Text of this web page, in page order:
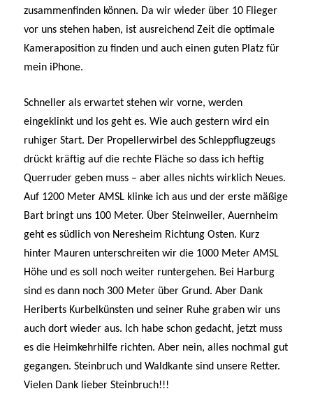
zusammenfinden können. Da wir wieder über 10 Flieger
vor uns stehen haben, ist ausreichend Zeit die optimale
Kameraposition zu finden und auch einen guten Platz für
mein iPhone.
Schneller als erwartet stehen wir vorne, werden
eingeklinkt und los geht es. Wie auch gestern wird ein
ruhiger Start. Der Propellerwirbel des Schleppflugzeugs
drückt kräftig auf die rechte Fläche so dass ich heftig
Querruder geben muss – aber alles nichts wirklich Neues.
Auf 1200 Meter AMSL klinke ich aus und der erste mäßige
Bart bringt uns 100 Meter. Über Steinweiler, Auernheim
geht es südlich von Neresheim Richtung Osten. Kurz
hinter Mauren unterschreiten wir die 1000 Meter AMSL
Höhe und es soll noch weiter runtergehen. Bei Harburg
sind es dann noch 300 Meter über Grund. Aber Dank
Heriberts Kurbelkünsten und seiner Ruhe graben wir uns
auch dort wieder aus. Ich habe schon gedacht, jetzt muss
es die Heimkehrhilfe richten. Aber nein, alles nochmal gut
gegangen. Steinbruch und Waldkante sind unsere Retter.
Vielen Dank lieber Steinbruch!!!